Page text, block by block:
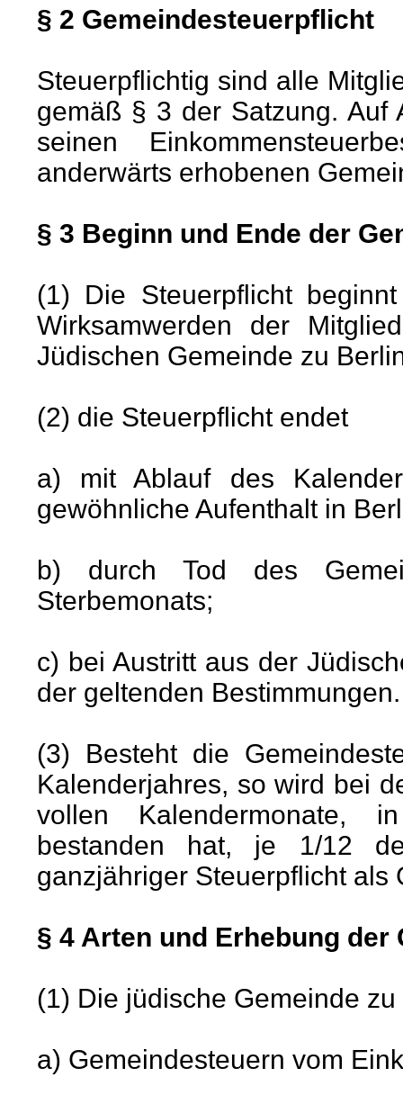
§ 2 Gemeindesteuerpflicht
Steuerpflichtig sind alle
gemäß § 3 der Satzung. Auf
seinen
anderwärts erhobenen
§ 3 Beginn und Ende der
(1) Die Steuerpflicht
Wirksamwerden der
Jüdischen Gemeinde zu
(2) die Steuerpflicht endet
a) mit Ablauf des
gewöhnliche Aufenthalt in
b) durch Tod des
Sterbemonats;
c) bei Austritt aus der
der geltenden Bestimmungen.
(3) Besteht die
Kalenderjahres, so wird bei
vollen Kalendermonate,
bestanden hat, je 1/12
ganzjähriger Steuerpflicht als
§ 4 Arten und Erhebung der
(1) Die jüdische Gemeinde
a) Gemeindesteuern vom